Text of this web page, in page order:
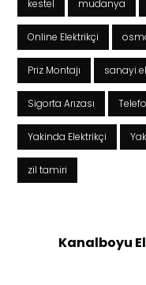
kestel mudanya
Online Elektrikçi
Priz Montajı sanayi
Sigorta Arızası
Yakinda Elektrikçi
zil tamiri
Kanalboyu